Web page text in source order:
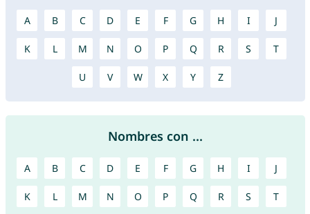
A B C D E F G H I J
K L M N O P Q R S T
U V W X Y Z
Nombres con ...
A B C D E F G H I J
K L M N O P Q R S T